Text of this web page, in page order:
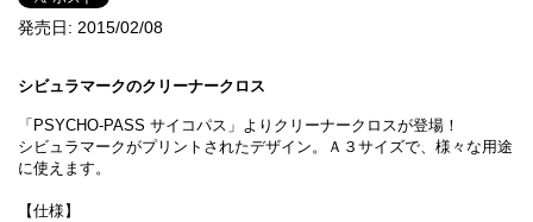
発売日: 2015/02/08
シビュラマークのクリーナークロス
「PSYCHO-PASS サイコパス」よりクリーナークロスが登場！
シビュラマークがプリントされたデザイン。Ａ３サイズで、様々な用途
に使えます。
【仕様】